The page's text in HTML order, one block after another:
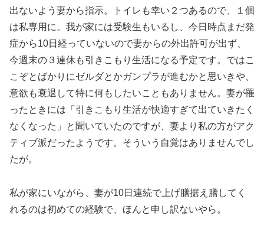
出ないよう妻から指示。トイレも幸い２つあるので、１個
は私専用に。我が家には受験生もいるし、今日時点まだ発
症から10日経っていないので妻からの外出許可が出ず、
今週末の３連休も引きこもり生活になる予定です。ではこ
こぞとばかりにゼルダとかガンプラが進むかと思いきや、
意欲も衰退して特に何もしたいこともありません。妻が罹
ったときには「引きこもり生活が快適すぎて出ていきたく
なくなった」と聞いていたのですが、妻より私の方がアク
ティブ派だったようです。そういう自覚はありませんでし
たが。
私が家にいながら、妻が10日連続で上げ膳据え膳してく
れるのは初めての経験で、ほんと申し訳ないやら。